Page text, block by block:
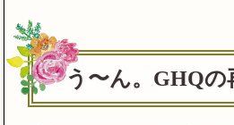
う〜ん。GHQの